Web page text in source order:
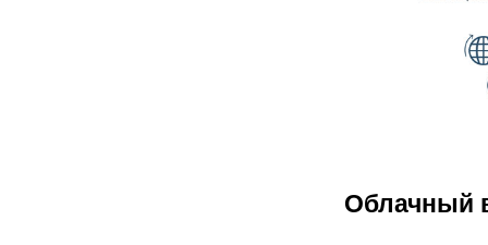
Облачный